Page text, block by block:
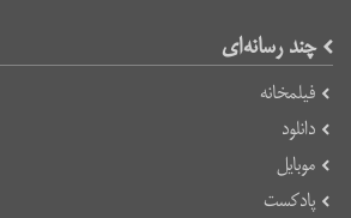
چند رسانه‌ای
فیلمخانه
دانلود
موبایل
پادکست